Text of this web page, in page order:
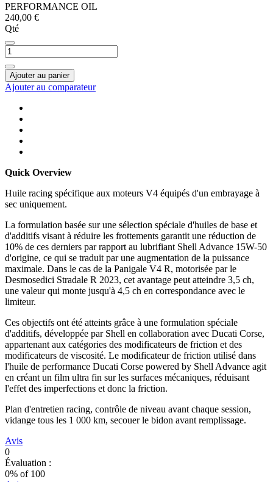
PERFORMANCE OIL
240,00 €
Qté
Ajouter au panier
Ajouter au comparateur
Quick Overview
Huile racing spécifique aux moteurs V4 équipés d'un embrayage à
sec uniquement.
La formulation basée sur une sélection spéciale d'huiles de base et
d'additifs visant à réduire les frottements garantit une réduction de
10% de ces derniers par rapport au lubrifiant Shell Advance 15W-50
d'origine, ce qui se traduit par une augmentation de la puissance
maximale. Dans le cas de la Panigale V4 R, motorisée par le
Desmosedici Stradale R 2023, cet avantage peut atteindre 3,5 ch,
une valeur qui monte jusqu'à 4,5 ch en correspondance avec le
limiteur.
Ces objectifs ont été atteints grâce à une formulation spéciale
d'additifs, développée par Shell en collaboration avec Ducati Corse,
appartenant aux catégories des modificateurs de friction et des
modificateurs de viscosité. Le modificateur de friction utilisé dans
l'huile de performance Ducati Corse powered by Shell Advance agit
en créant un film ultra fin sur les surfaces mécaniques, réduisant
l'effet des imperfections et donc la friction.
Plan d'entretien racing, contrôle de niveau avant chaque session,
vidange tous les 1 000 km, secouer le bidon avant remplissage.
Avis
0
Évaluation :
0% of 100